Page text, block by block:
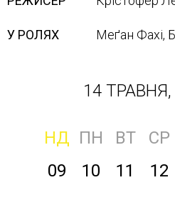
У РОЛЯХ Меґан Фахі,
14
НД ПН ВТ СР
09
10 11 12